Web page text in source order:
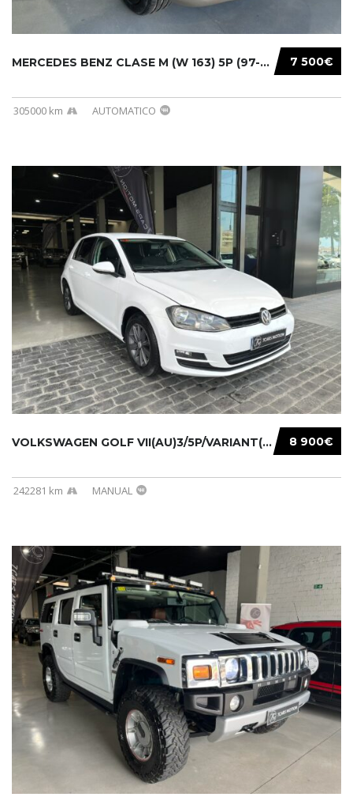
7 500€
MERCEDES BENZ CLASE M (W 163) 5P (97-05) 200...
305000 km AUTOMATICO
8 900€
VOLKSWAGEN GOLF VII(AU)3/5P/VARIANT(12-16 20...
242281 km MANUAL